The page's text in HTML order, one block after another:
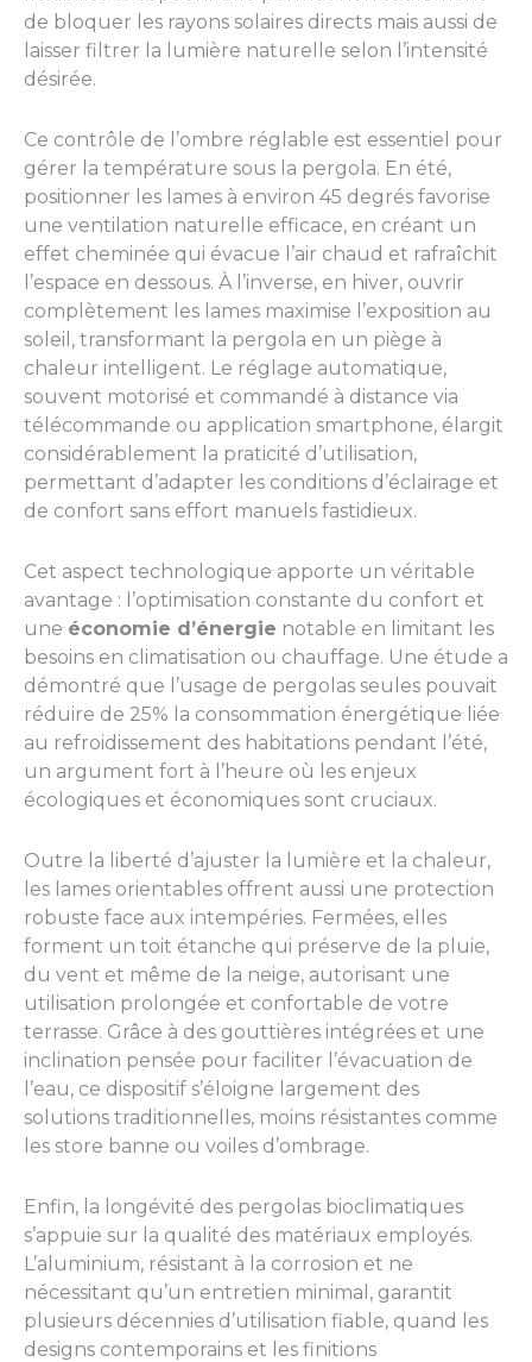
de bloquer les rayons solaires directs mais aussi de
laisser filtrer la lumière naturelle selon l’intensité
désirée.
Ce contrôle de l’ombre réglable est essentiel pour
gérer la température sous la pergola. En été,
positionner les lames à environ 45 degrés favorise
une ventilation naturelle efficace, en créant un
effet cheminée qui évacue l’air chaud et rafraîchit
l’espace en dessous. À l’inverse, en hiver, ouvrir
complètement les lames maximise l’exposition au
soleil, transformant la pergola en un piège à
chaleur intelligent. Le réglage automatique,
souvent motorisé et commandé à distance via
télécommande ou application smartphone, élargit
considérablement la praticité d’utilisation,
permettant d’adapter les conditions d’éclairage et
de confort sans effort manuels fastidieux.
Cet aspect technologique apporte un véritable
avantage : l’optimisation constante du confort et
une économie d’énergie notable en limitant les
besoins en climatisation ou chauffage. Une étude a
démontré que l’usage de pergolas seules pouvait
réduire de 25% la consommation énergétique liée
au refroidissement des habitations pendant l’été,
un argument fort à l’heure où les enjeux
écologiques et économiques sont cruciaux.
Outre la liberté d’ajuster la lumière et la chaleur,
les lames orientables offrent aussi une protection
robuste face aux intempéries. Fermées, elles
forment un toit étanche qui préserve de la pluie,
du vent et même de la neige, autorisant une
utilisation prolongée et confortable de votre
terrasse. Grâce à des gouttières intégrées et une
inclination pensée pour faciliter l’évacuation de
l’eau, ce dispositif s’éloigne largement des
solutions traditionnelles, moins résistantes comme
les store banne ou voiles d’ombrage.
Enfin, la longévité des pergolas bioclimatiques
s’appuie sur la qualité des matériaux employés.
L’aluminium, résistant à la corrosion et ne
nécessitant qu’un entretien minimal, garantit
plusieurs décennies d’utilisation fiable, quand les
designs contemporains et les finitions